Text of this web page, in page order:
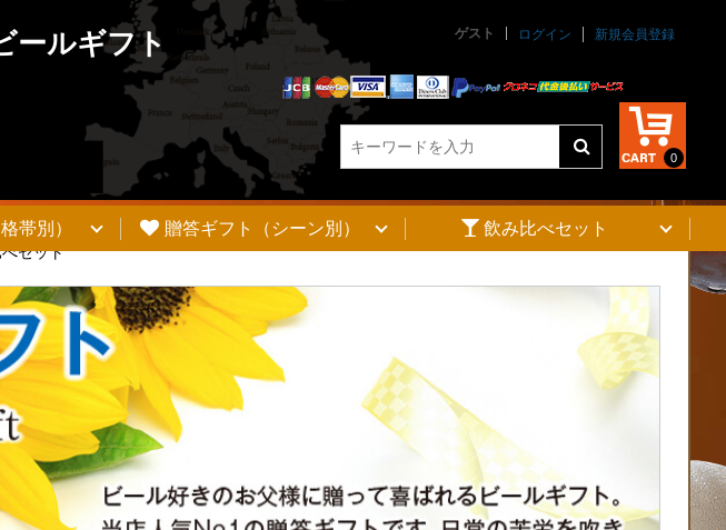
ールギフト ゲスト ログイン 新規会員登録
0
帯別） 贈答ギフト（シーン別） 飲み比べセット
セット